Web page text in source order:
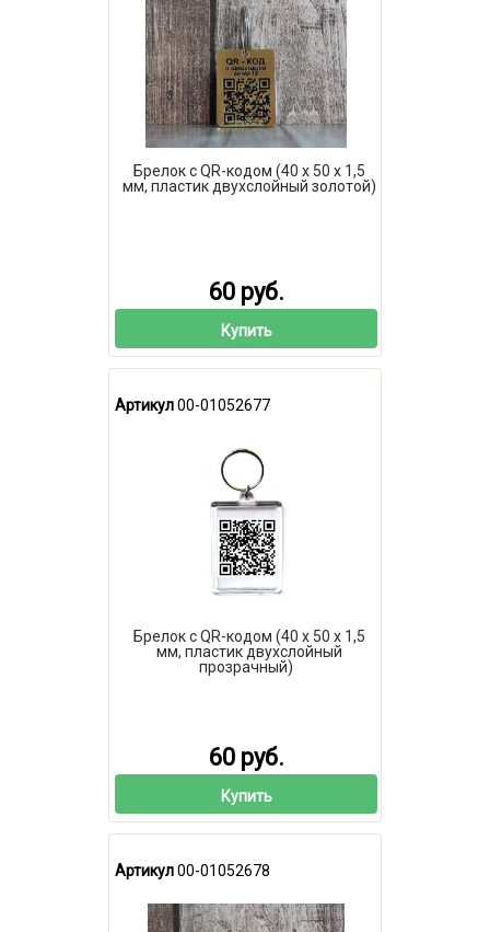
Брелок с QR-кодом (40 х 50 х 1,5
мм, пластик двухслойный золотой)
60 руб.
Купить
Артикул00-01052677
Брелок с QR-кодом (40 х 50 х 1,5
мм, пластик двухслойный
прозрачный)
60 руб.
Купить
Артикул00-01052678